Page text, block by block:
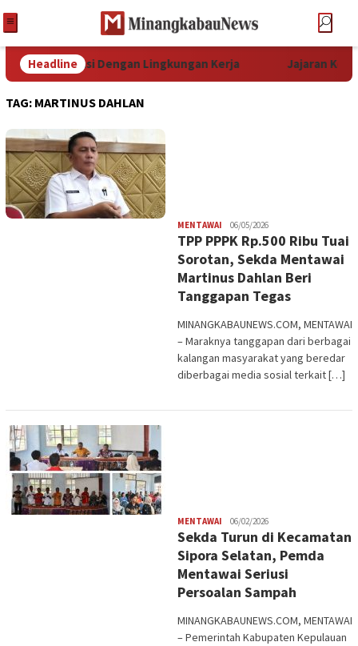
Headline
Lingkungan Kerja Jajaran Kodim 0319 Mentawai
TAG: MARTINUS DAHLAN
MENTAWAI Redaksi
06/05/2026
TPP PPPK Rp.500 Ribu Tuai
Sorotan, Sekda Mentawai
Martinus Dahlan Beri
Tanggapan Tegas
MINANGKABAUNEWS.COM, MENTAWAI
– Maraknya tanggapan dari berbagai
kalangan masyarakat yang beredar
diberbagai media sosial terkait […]
MENTAWAI Redaksi
06/02/2026
Sekda Turun di Kecamatan
Sipora Selatan, Pemda
Mentawai Seriusi
Persoalan Sampah
MINANGKABAUNEWS.COM, MENTAWAI
– Pemerintah Kabupaten Kepulauan